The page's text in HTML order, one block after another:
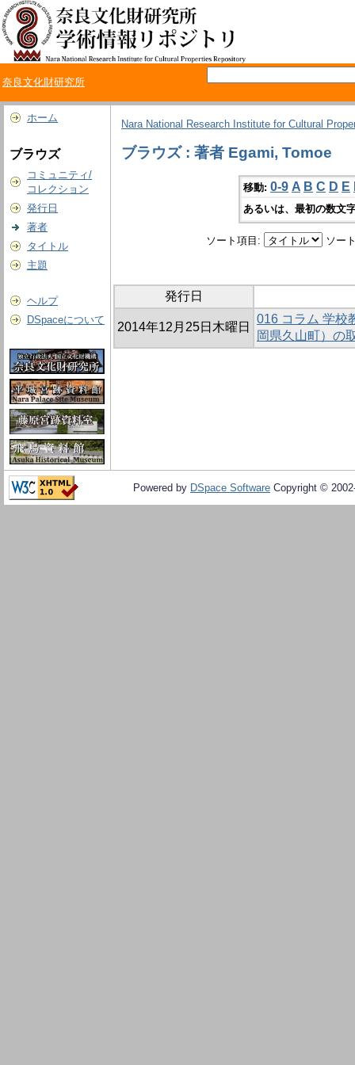
奈良文化財研究所
ホーム
ブラウズ
コミュニティ/
コレクション
発行日
著者
タイトル
主題
ヘルプ
DSpaceについて
Nara National Research Institute for Cultural
ブラウズ : 著者 Egami, Tomoe
移動: 0-9 A B C D E
あるいは、最初の数文
ソート項目: ソー
発行日
2014年12月25日木曜日
016 コラム 学校
岡県久山町）の
Powered by DSpace Software Copyright ©